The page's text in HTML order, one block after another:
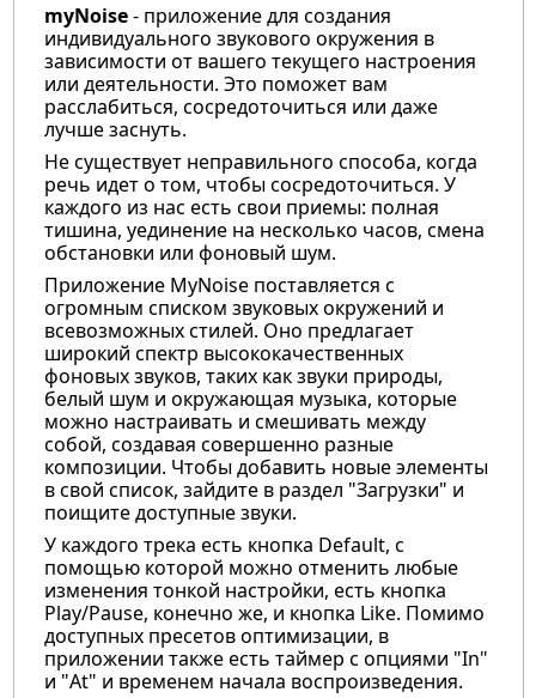
myNoise- приложение для создания
индивидуального звукового окружения в
зависимости от вашего текущего настроения
или деятельности. Это поможет вам
расслабиться, сосредоточиться или даже
лучше заснуть.
Не существует неправильного способа, когда
речь идет о том, чтобы сосредоточиться. У
каждого из нас есть свои приемы: полная
тишина, уединение на несколько часов, смена
обстановки или фоновый шум.
Приложение MyNoise поставляется с
огромным списком звуковых окружений и
всевозможных стилей. Оно предлагает
широкий спектр высококачественных
фоновых звуков, таких как звуки природы,
белый шум и окружающая музыка, которые
можно настраивать и смешивать между
собой, создавая совершенно разные
композиции. Чтобы добавить новые элементы
в свой список, зайдите в раздел "Загрузки" и
поищите доступные звуки.
У каждого трека есть кнопка Default, с
помощью которой можно отменить любые
изменения тонкой настройки, есть кнопка
Play/Pause, конечно же, и кнопка Like. Помимо
доступных пресетов оптимизации, в
приложении также есть таймер с опциями "In"
и "At" и временем начала воспроизведения.